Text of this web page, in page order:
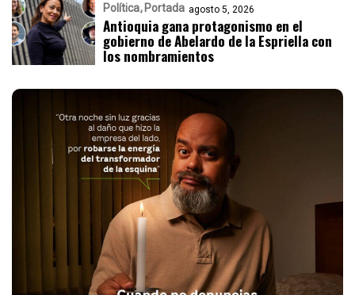
Política Portada agosto 5, 2026
Antioquia gana protagonismo en el
gobierno de Abelardo de la Espriella con
los nombramientos